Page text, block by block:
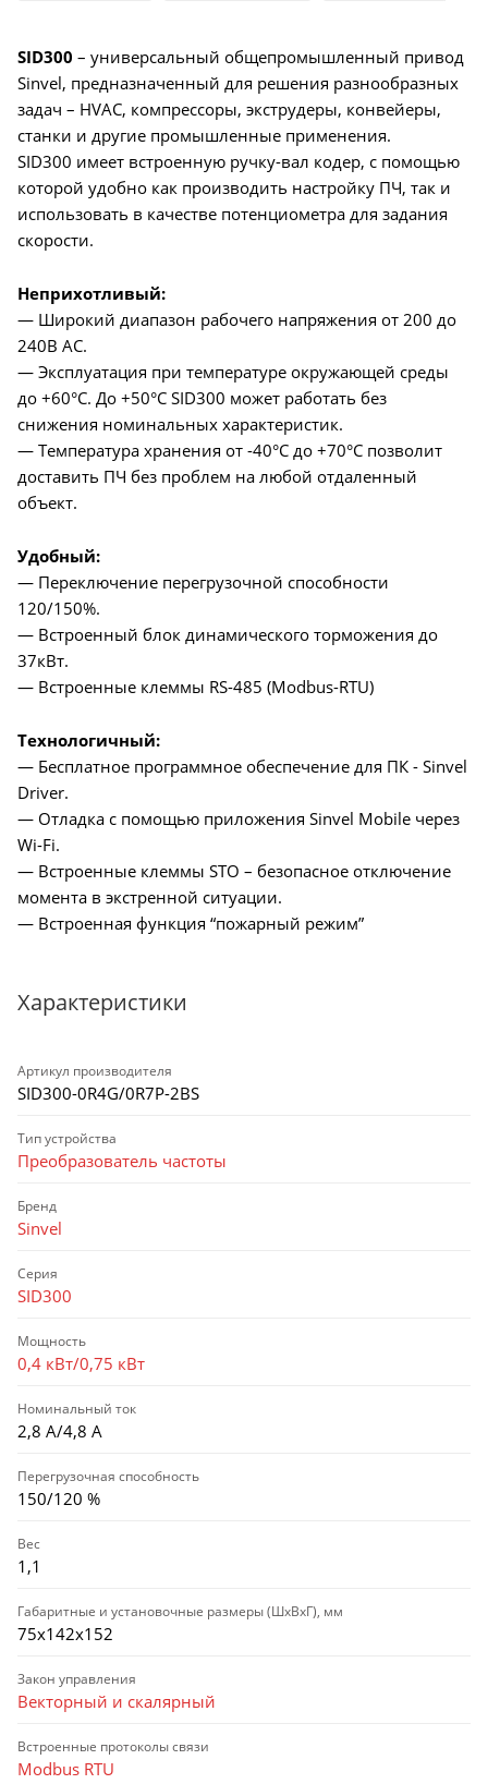
SID300 – универсальный общепромышленный привод
Sinvel, предназначенный для решения разнообразных
задач – HVAC, компрессоры, экструдеры, конвейеры,
станки и другие промышленные применения.
SID300 имеет встроенную ручку-вал кодер, с помощью
которой удобно как производить настройку ПЧ, так и
использовать в качестве потенциометра для задания
скорости.
Неприхотливый:
— Широкий диапазон рабочего напряжения от 200 до
240В AC.
— Эксплуатация при температуре окружающей среды
до +60°C. До +50°C SID300 может работать без
снижения номинальных характеристик.
— Температура хранения от -40°C до +70°C позволит
доставить ПЧ без проблем на любой отдаленный
объект.
Удобный:
— Переключение перегрузочной способности
120/150%.
— Встроенный блок динамического торможения до
37кВт.
— Встроенные клеммы RS-485 (Modbus-RTU)
Технологичный:
— Бесплатное программное обеспечение для ПК - Sinvel
Driver.
— Отладка с помощью приложения Sinvel Mobile через
Wi-Fi.
— Встроенные клеммы STO – безопасное отключение
момента в экстренной ситуации.
— Встроенная функция “пожарный режим”
Характеристики
Артикул производителя
SID300-0R4G/0R7P-2BS
Тип устройства
Преобразователь частоты
Бренд
Sinvel
Серия
SID300
Мощность
0,4 кВт/0,75 кВт
Номинальный ток
2,8 А/4,8 А
Перегрузочная способность
150/120 %
Вес
1,1
Габаритные и установочные размеры (ШхВхГ), мм
75х142х152
Закон управления
Векторный и скалярный
Встроенные протоколы связи
Modbus RTU